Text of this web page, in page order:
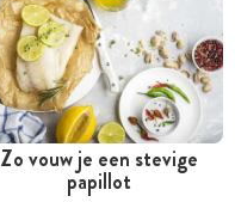
Zo vouw je een stevige
papillot